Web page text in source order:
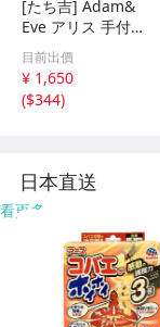
[たち吉] Adam&
Eve アリス 手付
花生 長 SM GA-1
06 高さ24cm
目前出價
¥ 1,650
($344)
日本直送
看更多